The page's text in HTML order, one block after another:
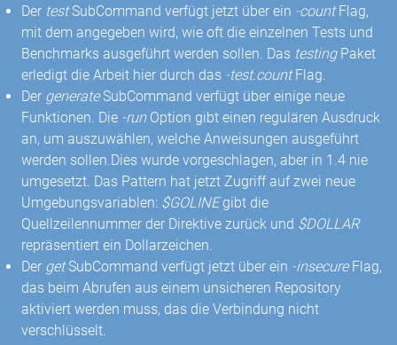
Der testSubCommand verfügt jetzt über ein -countFlag,
mit dem angegeben wird, wie oft die einzelnen Tests und
Benchmarks ausgeführt werden sollen. Das testingPaket
erledigt die Arbeit hier durch das -test.countFlag.
Der generateSubCommand verfügt über einige neue
Funktionen. Die -runOption gibt einen regulären Ausdruck
an, um auszuwählen, welche Anweisungen ausgeführt
werden sollen.Dies wurde vorgeschlagen, aber in 1.4 nie
umgesetzt. Das Pattern hat jetzt Zugriff auf zwei neue
Umgebungsvariablen: $GOLINEgibt die
Quellzeilennummer der Direktive zurück und $DOLLAR
repräsentiert ein Dollarzeichen.
Der getSubCommand verfügt jetzt über ein -insecureFlag,
das beim Abrufen aus einem unsicheren Repository
aktiviert werden muss, das die Verbindung nicht
verschlüsselt.